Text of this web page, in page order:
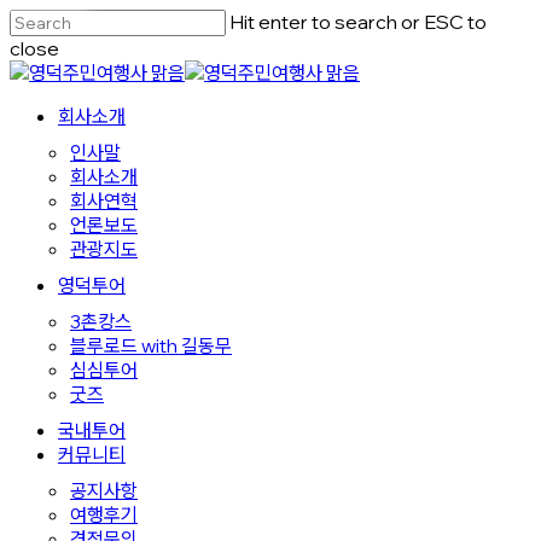
Skip
to
main
Hit enter to search or ESC to
close
Close
Menu 회사소개
인사말
회사소개
회사연혁
언론보도
관광지도
영덕투어
3촌캉스
블루로드 with 길동무
심심투어
굿즈
국내투어
커뮤니티
공지사항
여행후기